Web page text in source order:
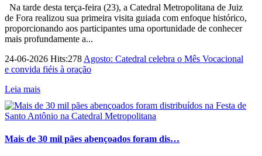
Na tarde desta terça-feira (23), a Catedral Metropolitana de Juiz
de Fora realizou sua primeira visita guiada com enfoque histórico,
proporcionando aos participantes uma oportunidade de conhecer
mais profundamente a...
24-06-2026 Hits:278 Agosto: Catedral celebra o Mês Vocacional
e convida fiéis à oração
Leia mais
Mais de 30 mil pães abençoados foram dis…